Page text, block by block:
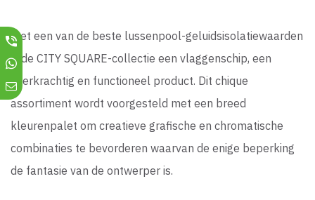
Met een van de beste lussenpool-geluidsisolatiewaarden
is de CITY SQUARE-collectie een vlaggenschip, een
veerkrachtig en functioneel product. Dit chique
assortiment wordt voorgesteld met een breed
kleurenpalet om creatieve grafische en chromatische
combinaties te bevorderen waarvan de enige beperking
de fantasie van de ontwerper is.